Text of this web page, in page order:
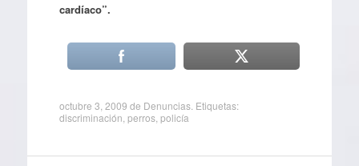
cardíaco”.
octubre 3, 2009 de Denuncias. Etiquetas:
discriminación perros, policía